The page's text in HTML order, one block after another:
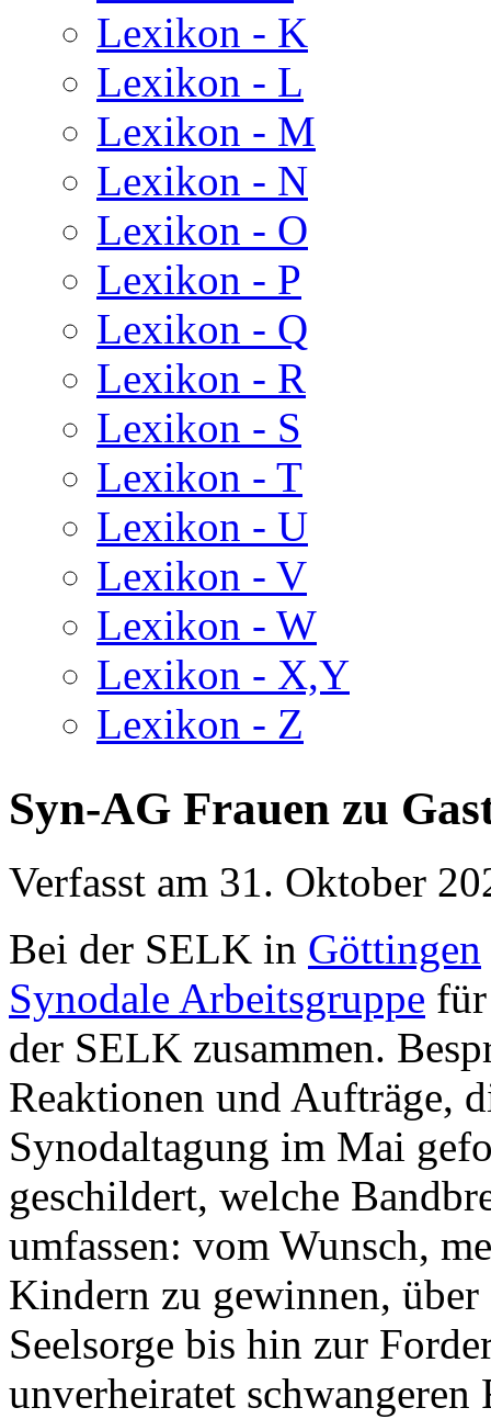
Lexikon - K
Lexikon - L
Lexikon - M
Lexikon - N
Lexikon - O
Lexikon - P
Lexikon - Q
Lexikon - R
Lexikon - S
Lexikon - T
Lexikon - U
Lexikon - V
Lexikon - W
Lexikon - X,Y
Lexikon - Z
Syn-AG Frauen zu
Verfasst am 31. Oktober
Bei der SELK in Göttingen
Synodale Arbeitsgruppe
der SELK zusammen.
Reaktionen und Aufträge,
Synodaltagung im Mai
geschildert, welche
umfassen: vom Wunsch,
Kindern zu gewinnen,
Seelsorge bis hin zur
unverheiratet schwangeren